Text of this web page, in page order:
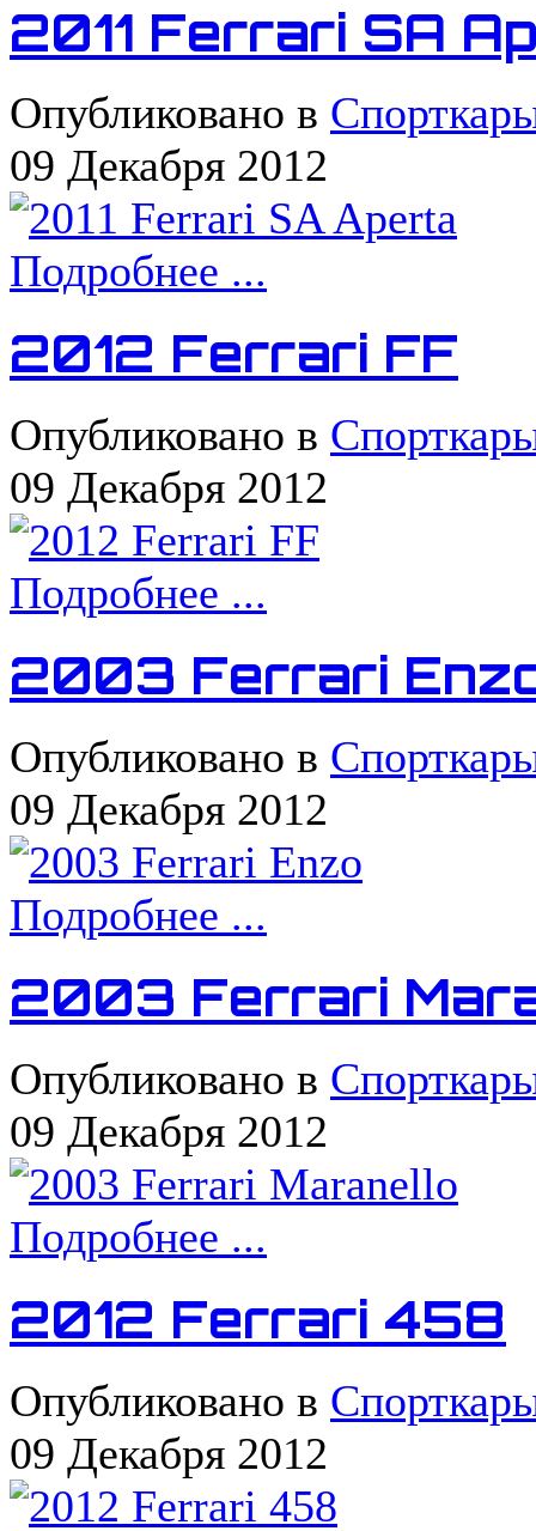
2011 Ferrari SA
Опубликовано в
09 Декабря 2012
Подробнее ...
2012 Ferrari FF
Опубликовано в
09 Декабря 2012
Подробнее ...
2003 Ferrari
Опубликовано в
09 Декабря 2012
Подробнее ...
2003 Ferrari
Опубликовано в
09 Декабря 2012
Подробнее ...
2012 Ferrari 458
Опубликовано в
09 Декабря 2012